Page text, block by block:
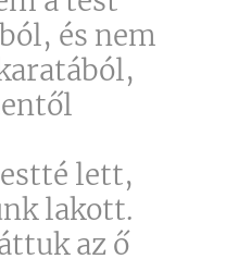
és nem
lett,
lakott.
az ő